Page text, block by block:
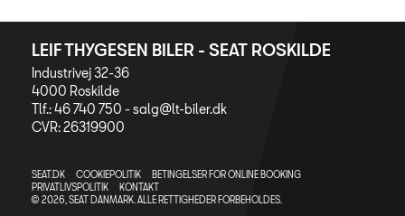
LEIF THYGESEN BILER - SEAT ROSKILDE
Industrivej 32-36
4000 Roskilde
Tlf.: 46 740 750 -salg@lt-biler.dk
CVR: 26319900
SEAT.DK COOKIEPOLITIK
BETINGELSER FOR ONLINE BOOKING
PRIVATLIVSPOLITIK
KONTAKT
© 2026, SEAT DANMARK. ALLE RETTIGHEDER FORBEHOLDES.